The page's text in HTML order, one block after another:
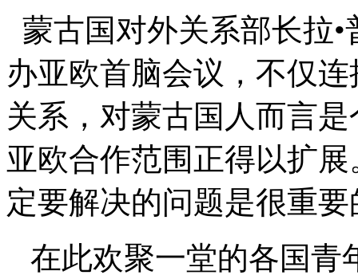
蒙古国对外关系部长拉
办亚欧首脑会议，不仅
关系，对蒙古国人而言
亚欧合作范围正得以扩
定要解决的问题是很重要
在此欢聚一堂的各国青